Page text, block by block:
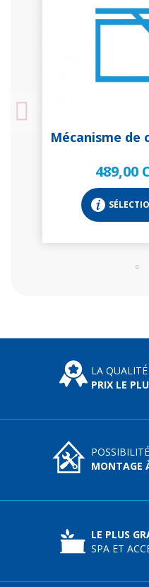
Mécanisme de
489,00
LA
PRIX LE
MONTAGE
LE PLUS
SPA ET